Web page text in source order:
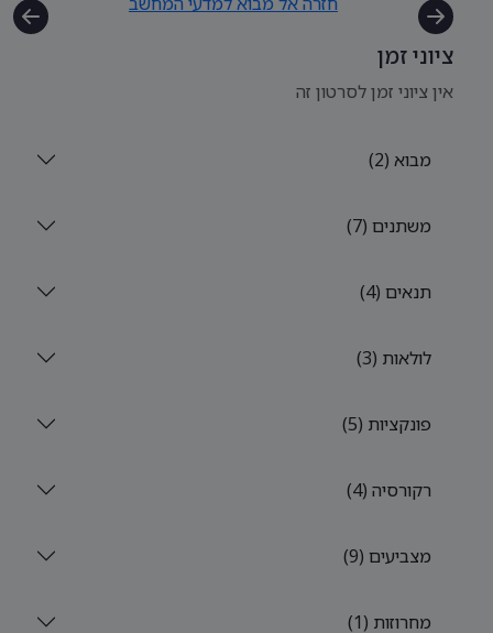
ציוני זמן
אין ציוני זמן לסרטון זה
מבוא (2)
משתנים (7)
תנאים (4)
לולאות (3)
פונקציות (5)
רקורסיה (4)
מצביעים (9)
מחרוזות (1)